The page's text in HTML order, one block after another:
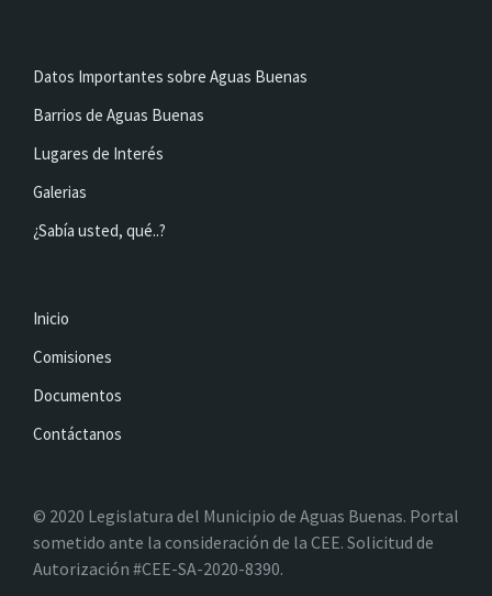
Datos Importantes sobre Aguas Buenas
Barrios de Aguas Buenas
Lugares de Interés
Galerias
¿Sabía usted, qué..?
Inicio
Comisiones
Documentos
Contáctanos
© 2020 Legislatura del Municipio de Aguas Buenas. Portal
sometido ante la consideración de la CEE. Solicitud de
Autorización #CEE-SA-2020-8390.